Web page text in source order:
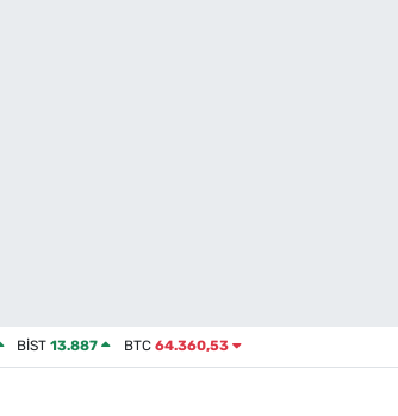
BİST13.887 BTC 64.360,53